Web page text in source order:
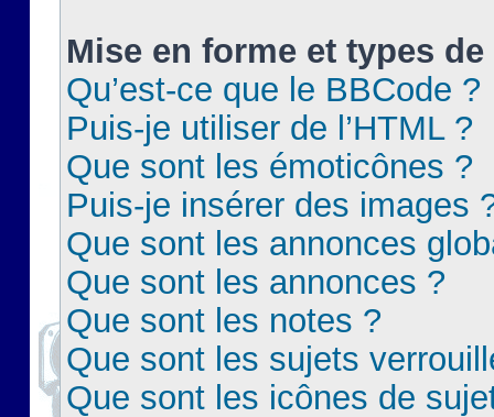
Mise en forme et types
Qu’est-ce que le BBCode ?
Puis-je utiliser de l’HTML ?
Que sont les émoticônes ?
Puis-je insérer des images
Que sont les annonces
Que sont les annonces ?
Que sont les notes ?
Que sont les sujets
Que sont les icônes de